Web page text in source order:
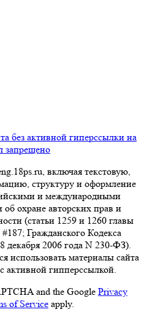
без активной гиперссылки на
запрещено
включая текстовую,
структуру и оформление
и международными
охране авторских прав и
(статьи 1259 и 1260 главы
Гражданского Кодекса
декабря 2006 года N 230-ФЗ).
использовать материалы сайта
активной гипперссылкой.
and the Google Privacy
of Service apply.